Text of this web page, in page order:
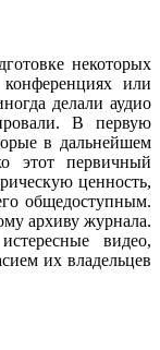
некоторых
или
делали аудио
В первую
в дальнейшем
этот первичный
ценность,
общедоступным.
архиву журнала.
видео,
их владельцев